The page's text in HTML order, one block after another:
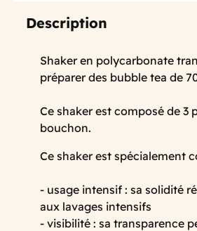
Description
Shaker en polycarbonate
préparer des bubble tea de
Ce shaker est composé de
bouchon.
Ce shaker est spécialement
- usage intensif : sa solidité
aux lavages intensifs
- visibilité : sa transparence